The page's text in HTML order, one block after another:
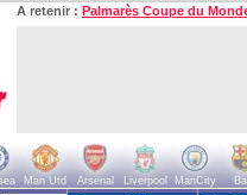
A retenir : Palmarès Coupe du
Man Utd Arsenal Liverpool ManCity